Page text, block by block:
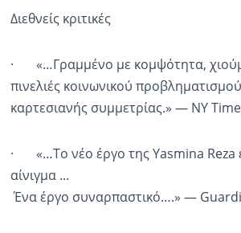
Διεθνείς κριτικές
· «…Γραμμένο με κομψότητα,
πινελιές κοινωνικού
καρτεσιανής συμμετρίας.» — ΝΥ
· «…Το νέο έργο της Yasmina Reza
αίνιγμα ...
Ένα έργο συναρπαστικό….» —